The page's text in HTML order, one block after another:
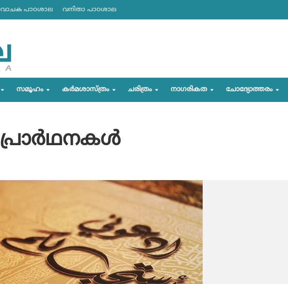
പാഠശാല വനിതാ പാഠശാല
സമൂഹം കര്‍മശാസ്ത്രം ചരിത്രം നാഗരികത ചോദ്യോത്തരം